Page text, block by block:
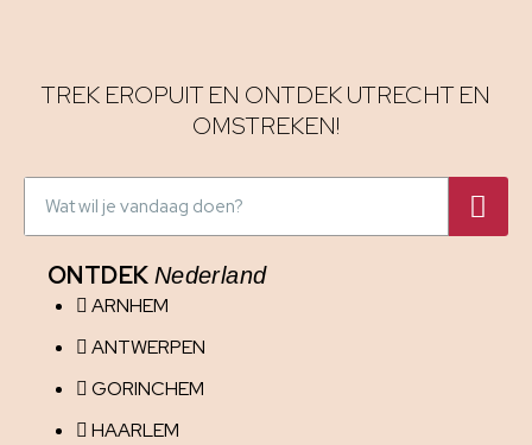
TREK EROPUIT EN ONTDEK UTRECHT EN
OMSTREKEN!
ONTDEK Nederland
ARNHEM
ANTWERPEN
GORINCHEM
HAARLEM